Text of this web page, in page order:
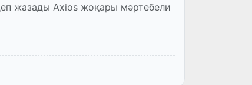
жазады Axios жоқары мәртебели